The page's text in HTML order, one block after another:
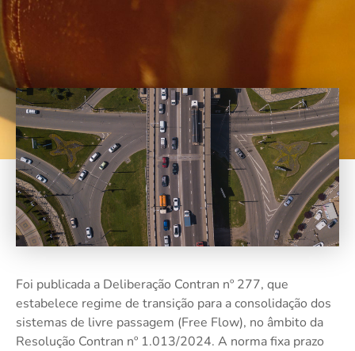
Foi publicada a Deliberação Contran nº 277, que
estabelece regime de transição para a consolidação dos
sistemas de livre passagem (Free Flow), no âmbito da
Resolução Contran nº 1.013/2024. A norma fixa prazo